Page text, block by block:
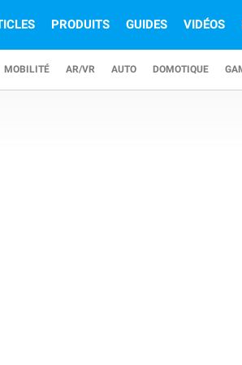
PRODUITS GUIDES VIDÉOS
MOBILITÉ AR/VR AUTO DOMOTIQUE